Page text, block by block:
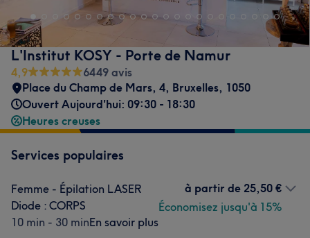
L'Institut KOSY - Porte de Namur
4,9
6449 avis
Place du Champ de Mars, 4, Bruxelles, 1050
Ouvert Aujourd'hui: 09:30 - 18:30
Heures creuses
Services populaires
Femme - Épilation LASER
Diode : CORPS
10 min - 30 minEn savoir plus
à partir de 25,50 €
Économisez jusqu'à 15%